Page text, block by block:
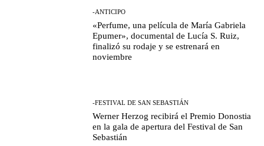
-ANTICIPO
«Perfume, una película de María Gabriela
Epumer», documental de Lucía S. Ruiz,
finalizó su rodaje y se estrenará en
noviembre
-FESTIVAL DE SAN SEBASTIÁN
Werner Herzog recibirá el Premio Donostia
en la gala de apertura del Festival de San
Sebastián